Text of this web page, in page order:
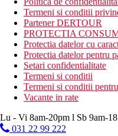
Termeni si conditii
Partener DERTOUR
PROTECTIA
Protectia datelor cu
Protectia datelor pentru
Setari confidentialitate
Termeni si conditii
Termeni si conditii
Vacante in rate
Lu - Vi 8am-20pm l Sb 9am-
031 22 99 222